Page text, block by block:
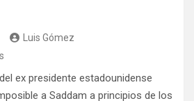
Luis Gómez
ex presidente estadounidense
a Saddam a principios de los